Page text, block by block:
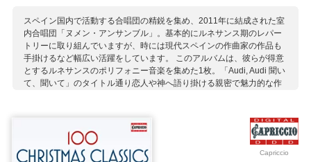
スペイン国内で活動する合唱団の精鋭を集め、2011年に結成された室
内合唱団「ヌメン・アンサンブル」。基本的にルネサンス期のレパー
トリーに取り組んでいますが、時には現代スペインの作曲家の作品も
手掛けるなど幅広い活躍をしています。 このアルバムは、彼らが得意
とするルネサンスのポリフォニー音楽を集めた1枚。「Audi, Audi 聞い
て、聞いて」のタイトル通り恋人や神へ語り掛ける親密で魅力的な作
G.ガブリエリ
セバーリョス
パレストリーナ
フランク プレトリウス
Capriccio